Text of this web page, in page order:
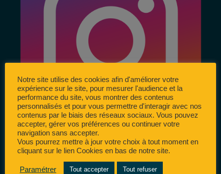
Notre site utilise des cookies afin d'améliorer votre
expérience sur le site, pour mesurer l'audience et la
performance du site, vous montrer des contenus
personnalisés et pour vous permettre d'interagir avec nos
contenus par le biais des réseaux sociaux. Vous pouvez
accepter, gérer vos préférences ou continuer votre
navigation sans accepter.
Vous pourrez mettre à jour votre choix à tout moment en
cliquant sur le lien Cookies en bas de notre site.
Paramétrer Tout accepter Tout refuser